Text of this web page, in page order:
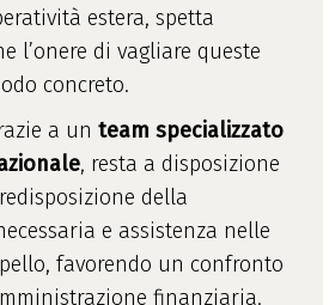
estera, spetta
l’onere di vagliare queste
concreto.
a un team specializzato
, resta a disposizione
della
e assistenza nelle
favorendo un confronto
finanziaria.